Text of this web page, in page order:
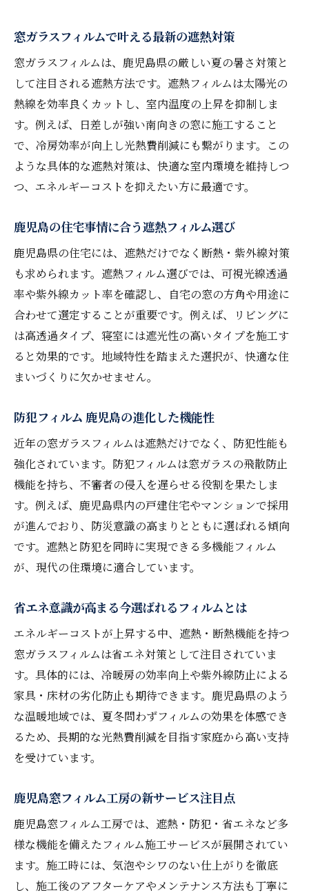
窓ガラスフィルムで叶える最新の遮熱対策
窓ガラスフィルムは、鹿児島県の厳しい夏の暑さ対策と
して注目される遮熱方法です。遮熱フィルムは太陽光の
熱線を効率良くカットし、室内温度の上昇を抑制しま
す。例えば、日差しが強い南向きの窓に施工すること
で、冷房効率が向上し光熱費削減にも繋がります。この
ような具体的な遮熱対策は、快適な室内環境を維持しつ
つ、エネルギーコストを抑えたい方に最適です。
鹿児島の住宅事情に合う遮熱フィルム選び
鹿児島県の住宅には、遮熱だけでなく断熱・紫外線対策
も求められます。遮熱フィルム選びでは、可視光線透過
率や紫外線カット率を確認し、自宅の窓の方角や用途に
合わせて選定することが重要です。例えば、リビングに
は高透過タイプ、寝室には遮光性の高いタイプを施工す
ると効果的です。地域特性を踏まえた選択が、快適な住
まいづくりに欠かせません。
防犯フィルム 鹿児島の進化した機能性
近年の窓ガラスフィルムは遮熱だけでなく、防犯性能も
強化されています。防犯フィルムは窓ガラスの飛散防止
機能を持ち、不審者の侵入を遅らせる役割を果たしま
す。例えば、鹿児島県内の戸建住宅やマンションで採用
が進んでおり、防災意識の高まりとともに選ばれる傾向
です。遮熱と防犯を同時に実現できる多機能フィルム
が、現代の住環境に適合しています。
省エネ意識が高まる今選ばれるフィルムとは
エネルギーコストが上昇する中、遮熱・断熱機能を持つ
窓ガラスフィルムは省エネ対策として注目されていま
す。具体的には、冷暖房の効率向上や紫外線防止による
家具・床材の劣化防止も期待できます。鹿児島県のよう
な温暖地域では、夏冬問わずフィルムの効果を体感でき
るため、長期的な光熱費削減を目指す家庭から高い支持
を受けています。
鹿児島窓フィルム工房の新サービス注目点
鹿児島窓フィルム工房では、遮熱・防犯・省エネなど多
様な機能を備えたフィルム施工サービスが展開されてい
ます。施工時には、気泡やシワのない仕上がりを徹底
し、施工後のアフターケアやメンテナンス方法も丁寧に